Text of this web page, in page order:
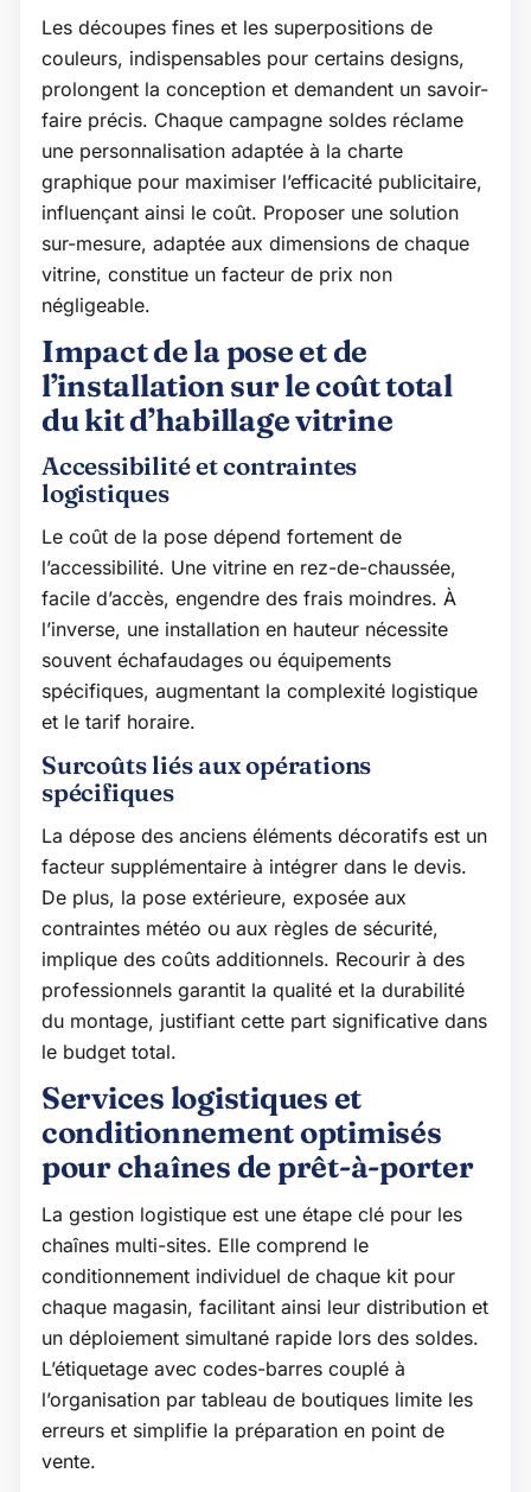
Les découpes fines et les superpositions de
couleurs, indispensables pour certains designs,
prolongent la conception et demandent un savoir-
faire précis. Chaque campagne soldes réclame
une personnalisation adaptée à la charte
graphique pour maximiser l’efficacité publicitaire,
influençant ainsi le coût. Proposer une solution
sur-mesure, adaptée aux dimensions de chaque
vitrine, constitue un facteur de prix non
négligeable.
Impact de la pose et de
l’installation sur le coût total
du kit d’habillage vitrine
Accessibilité et contraintes
logistiques
Le coût de la pose dépend fortement de
l’accessibilité. Une vitrine en rez-de-chaussée,
facile d’accès, engendre des frais moindres. À
l’inverse, une installation en hauteur nécessite
souvent échafaudages ou équipements
spécifiques, augmentant la complexité logistique
et le tarif horaire.
Surcoûts liés aux opérations
spécifiques
La dépose des anciens éléments décoratifs est un
facteur supplémentaire à intégrer dans le devis.
De plus, la pose extérieure, exposée aux
contraintes météo ou aux règles de sécurité,
implique des coûts additionnels. Recourir à des
professionnels garantit la qualité et la durabilité
du montage, justifiant cette part significative dans
le budget total.
Services logistiques et
conditionnement optimisés
pour chaînes de prêt-à-porter
La gestion logistique est une étape clé pour les
chaînes multi-sites. Elle comprend le
conditionnement individuel de chaque kit pour
chaque magasin, facilitant ainsi leur distribution et
un déploiement simultané rapide lors des soldes.
L’étiquetage avec codes-barres couplé à
l’organisation par tableau de boutiques limite les
erreurs et simplifie la préparation en point de
vente.